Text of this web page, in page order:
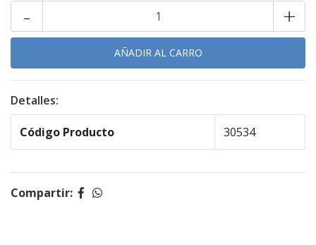
+
-
Detalles:
Código Producto 30534
Compartir: